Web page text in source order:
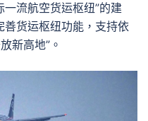
流航空货运枢纽”的建
善货运枢纽功能，支持依
新高地”。